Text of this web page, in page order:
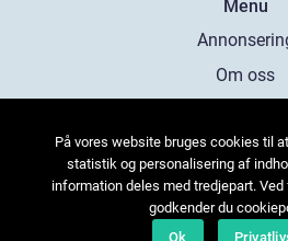
Menu
Om oss
Kontakta
Sitemap
På vores website bruges cookies til
statistik og personalisering af
information deles med tredjepart.
godkender du
Ok